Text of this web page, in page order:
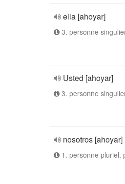
ella [ahoyar]
3. personne
Usted [ahoyar]
3. personne
nosotros [ahoyar]
1. personne pluriel,